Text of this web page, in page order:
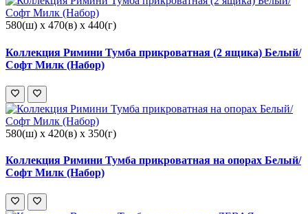
580(ш) x 470(в) x 440(г)
Коллекция Римини Тумба прикроватная (2 ящика) Белый/
Софт Милк (Набор)
580(ш) x 420(в) x 350(г)
Коллекция Римини Тумба прикроватная на опорах Белый/
Софт Милк (Набор)